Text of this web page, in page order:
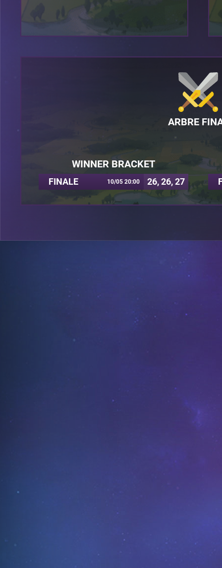
ARBRE
WINNER BRACKET
FINALE 10/05 20:00 26, 26, 27